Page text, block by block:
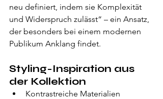
neu definiert, indem sie Komplexität
und Widerspruch zulässt“ – ein Ansatz,
der besonders bei einem modernen
Publikum Anklang findet.
Styling-Inspiration aus
der Kollektion
Kontrastreiche Materialien